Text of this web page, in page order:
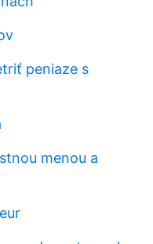
peniaze s
menou a